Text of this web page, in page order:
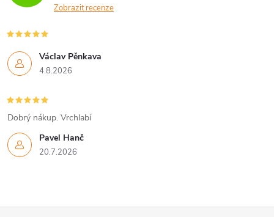
Zobrazit recenze
Václav Pěnkava
4.8.2026
Pavel Hanč
20.7.2026
Dobrý nákup. Vrchlabí